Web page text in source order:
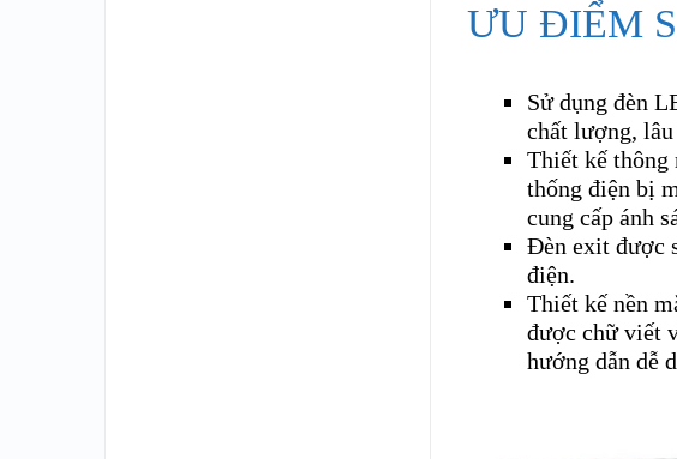
ƯU ĐIỂM
Sử dụng đèn
chất lượng,
Thiết kế thông
thống điện bị
cung cấp ánh
Đèn exit được
điện.
Thiết kế nền
được chữ viết
hướng dẫn dễ